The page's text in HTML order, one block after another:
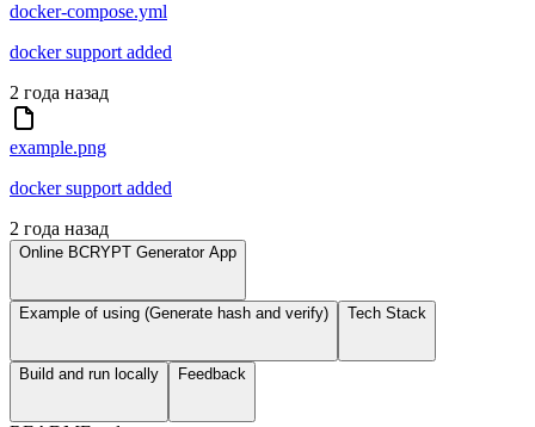
docker-compose.yml
docker support added
2 года назад
example.png
docker support added
2 года назад
Online BCRYPT Generator App
Example of using (Generate hash and verify) Tech Stack
Build and run locally Feedback